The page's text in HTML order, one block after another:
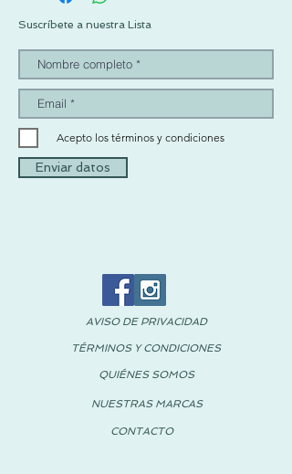
Suscríbete a nuestra Lista
Acepto los términos y condiciones
Enviar datos
AVISO DE PRIVACIDAD
TÉRMINOS Y CONDICIONES
QUIÉNES SOMOS
NUESTRAS MARCAS
CONTACTO